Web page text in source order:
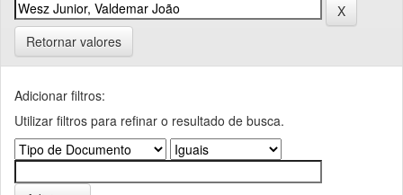
Retornar valores
Adicionar filtros:
Utilizar filtros para refinar o resultado de busca.